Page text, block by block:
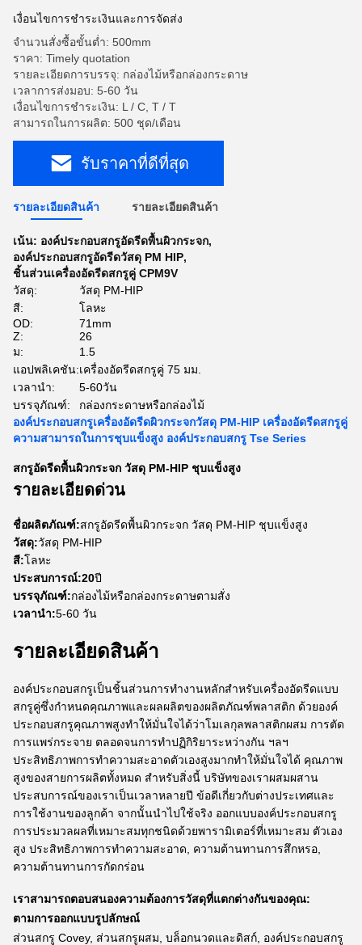
เงื่อนไขการชำระเงินและการจัดส่ง
จำนวนสั่งซื้อขั้นต่ำ: 500mm
ราคา: Timely quotation
รายละเอียดการบรรจุ: กล่องไม้หรือกล่องกระดาษ
เวลาการส่งมอบ: 5-60 วัน
เงื่อนไขการชำระเงิน: L / C, T / T
สามารถในการผลิต: 500 ชุด/เดือน
รับราคาที่ดีที่สุด
รายละเอียดสินค้า รายละเอียดสินค้า
เน้น: องค์ประกอบสกรูอัดรีดพื้นผิวกระจก,
องค์ประกอบสกรูอัดรีดวัสดุ PM HIP,
ชิ้นส่วนเครื่องอัดรีดสกรูคู่ CPM9V
วัสดุ:
วัสดุ PM-HIP
สี:
โลหะ
OD:
71mm
Z:
26
ม:
1.5
แอปพลิเคชัน:เครื่องอัดรีดสกรูคู่ 75 มม.
เวลานำ:
5-60วัน
บรรจุภัณฑ์:
กล่องกระดาษหรือกล่องไม้
องค์ประกอบสกรูเครื่องอัดรีดผิวกระจกวัสดุ PM-HIP เครื่องอัดรีดสกรูคู่
ความสามารถในการชุบแข็งสูง องค์ประกอบสกรู Tse Series
สกรูอัดรีดพื้นผิวกระจก วัสดุ PM-HIP ชุบแข็งสูง
รายละเอียดด่วน
ชื่อผลิตภัณฑ์:สกรูอัดรีดพื้นผิวกระจก วัสดุ PM-HIP ชุบแข็งสูง
วัสดุ:วัสดุ PM-HIP
สี:โลหะ
ประสบการณ์:20ปี
บรรจุภัณฑ์:กล่องไม้หรือกล่องกระดาษตามสั่ง
เวลานำ:5-60 วัน
รายละเอียดสินค้า
องค์ประกอบสกรูเป็นชิ้นส่วนการทำงานหลักสำหรับเครื่องอัดรีดแบบ
สกรูคู่ซึ่งกำหนดคุณภาพและผลผลิตของผลิตภัณฑ์พลาสติก ด้วยองค์
ประกอบสกรูคุณภาพสูงทำให้มั่นใจได้ว่าโมเลกุลพลาสติกผสม การตัด
การแพร่กระจาย ตลอดจนการทำปฏิกิริยาระหว่างกัน ฯลฯ
ประสิทธิภาพการทำความสะอาดตัวเองสูงมากทำให้มั่นใจได้ คุณภาพ
สูงของสายการผลิตทั้งหมด สำหรับสิ่งนี้ บริษัทของเราผสมผสาน
ประสบการณ์ของเราเป็นเวลาหลายปี ข้อดีเกี่ยวกับต่างประเทศและ
การใช้งานของลูกค้า จากนั้นนำไปใช้จริง ออกแบบองค์ประกอบสกรู
การประมวลผลที่เหมาะสมทุกชนิดด้วยพารามิเตอร์ที่เหมาะสม ตัวเอง
สูง ประสิทธิภาพการทำความสะอาด, ความต้านทานการสึกหรอ,
ความต้านทานการกัดกร่อน
เราสามารถตอบสนองความต้องการวัสดุที่แตกต่างกันของคุณ:
ตามการออกแบบรูปลักษณ์
ส่วนสกรู Covey, ส่วนสกรูผสม, บล็อกนวดและดิสก์, องค์ประกอบสกรู